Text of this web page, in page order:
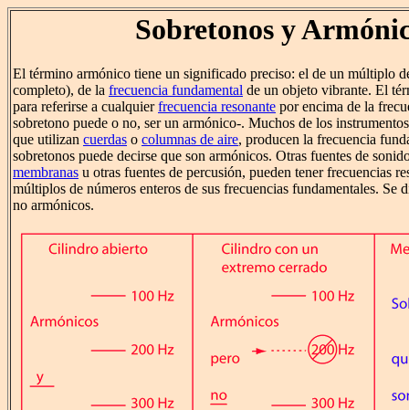
Sobretonos y
El término armónico tiene un significado preciso: el de un múltiplo
completo), de la frecuencia fundamental de un objeto vibrante. El
para referirse a cualquierfrecuencia resonante por encima de la
sobretono puede o no, ser un armónico-. Muchos de los
que utilizan cuerdas o columnas de aire, producen la frecuencia
sobretonos puede decirse que son armónicos. Otras fuentes de
membranas u otras fuentes de percusión, pueden tener frecuencias
múltiplos de números enteros de sus frecuencias fundamentales. Se
no armónicos.